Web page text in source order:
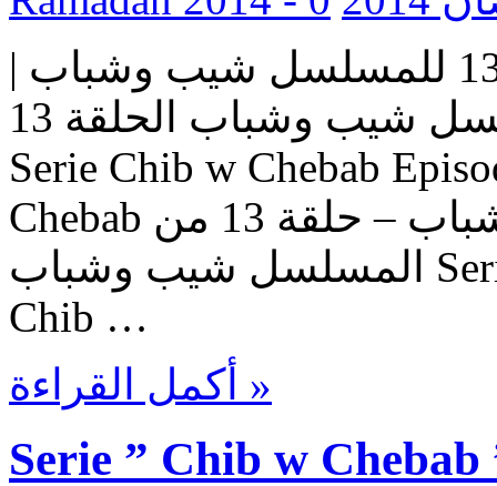
مسلسل شيب وشباب | الحلقة 13 للمسلسل شيب وشباب |
المسلسل شيب وشباب الحلقة 13 Serie Chib w Chebab |
Serie Chib w Chebab
Chebab حلقات المسلسل شيب وشباب – حلقة 13 من
المسلسل شيب وشباب Serie Chib w Chebab – Episode
Chib …
أكمل القراءة »
Serie ” Chib w